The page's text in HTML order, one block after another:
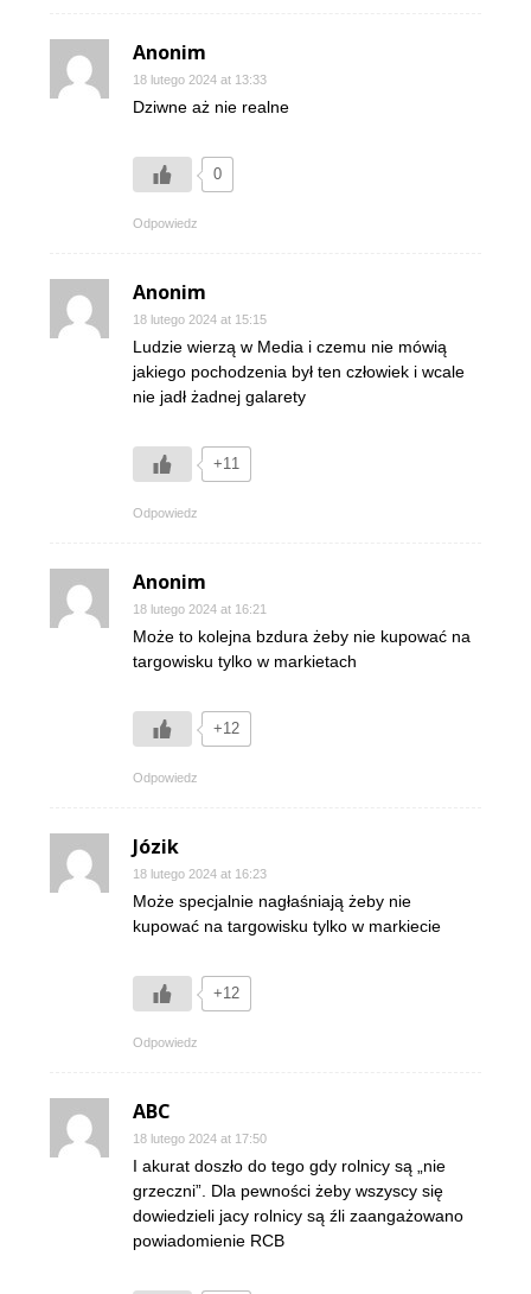
Anonim
18 lutego 2024 at 13:33
Dziwne aż nie realne
0
Odpowiedz
Anonim
18 lutego 2024 at 15:15
Ludzie wierzą w Media i czemu nie mówią
jakiego pochodzenia był ten człowiek i wcale
nie jadł żadnej galarety
+11
Odpowiedz
Anonim
18 lutego 2024 at 16:21
Może to kolejna bzdura żeby nie kupować na
targowisku tylko w markietach
+12
Odpowiedz
Józik
18 lutego 2024 at 16:23
Może specjalnie nagłaśniają żeby nie
kupować na targowisku tylko w markiecie
+12
Odpowiedz
ABC
18 lutego 2024 at 17:50
I akurat doszło do tego gdy rolnicy są „nie
grzeczni”. Dla pewności żeby wszyscy się
dowiedzieli jacy rolnicy są źli zaangażowano
powiadomienie RCB